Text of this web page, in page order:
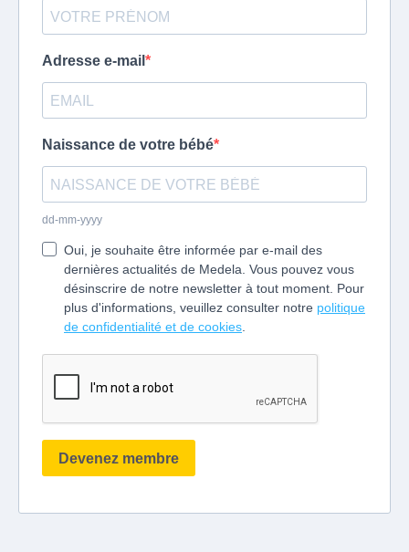
Adresse e-mail
Naissance de votre bébé
dd-mm-yyyy
Oui, je souhaite être informée par e-mail des
dernières actualités de Medela. Vous pouvez vous
désinscrire de notre newsletter à tout moment. Pour
plus d'informations, veuillez consulter notre politique
de confidentialité et de cookies
Devenez membre